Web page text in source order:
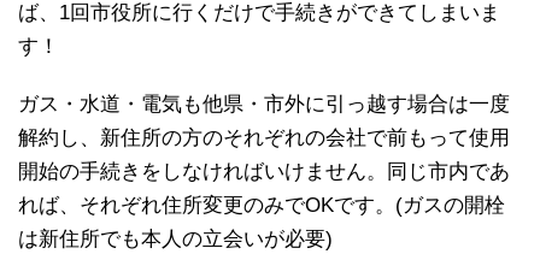
ば、1回市役所に行くだけで手続きができてしまいま
す！
ガス・水道・電気も他県・市外に引っ越す場合は一度
解約し、新住所の方のそれぞれの会社で前もって使用
開始の手続きをしなければいけません。同じ市内であ
れば、それぞれ住所変更のみでOKです。(ガスの開栓
は新住所でも本人の立会いが必要)